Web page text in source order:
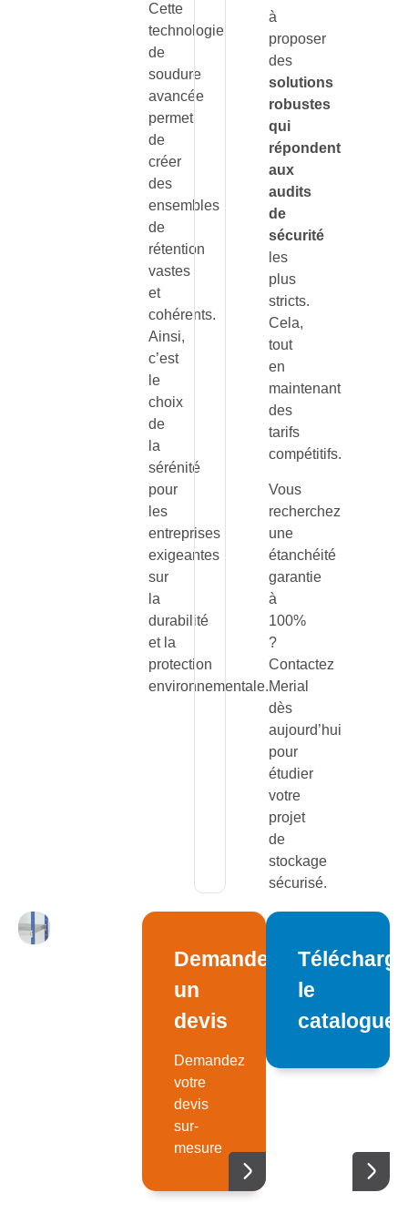
Cette
technologie
de
soudure
avancée
permet
de
créer
des
ensembles
de
rétention
vastes
et
cohérents.
Ainsi,
c’est
le
choix
de
la
sérénité
pour
les
entreprises
exigeantes
sur
la
durabilité
et la
protection
environnementale.
à
proposer
des
solutions
robustes
qui
répondent
aux
audits
de
sécurité
les
plus
stricts.
Cela,
tout
en
maintenant
des
tarifs
compétitifs.
Vous
recherchez
une
étanchéité
garantie
à
100%
?
Contactez
Merial
dès
aujourd’hui
pour
étudier
votre
projet
de
stockage
sécurisé.
Demandez
un
devis
Demandez
votre
devis
sur-
mesure
le
catalogue